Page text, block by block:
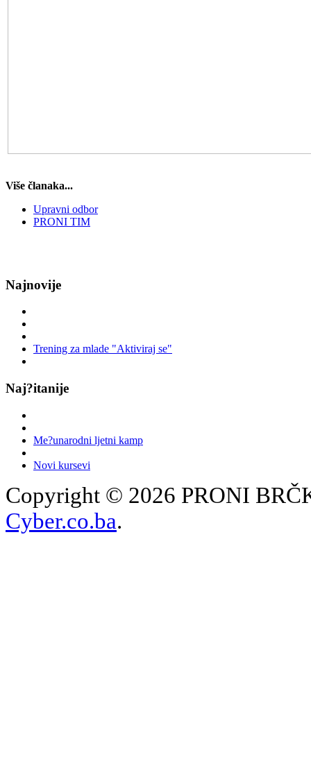
Više članaka...
Upravni odbor
PRONI TIM
Najnovije
Trening za mlade "Aktiviraj se"
Naj?itanije
Me?unarodni ljetni kamp
Novi kursevi
Copyright © 2026 PRONI
Cyber.co.ba.